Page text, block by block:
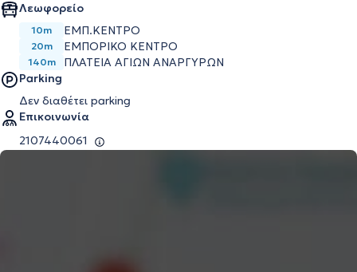
Λεωφορείο
10m ΕΜΠ.ΚΕΝΤΡΟ
20m ΕΜΠΟΡΙΚΟ ΚΕΝΤΡΟ
140m
ΠΛΑΤΕΙΑ ΑΓΙΩΝ ΑΝΑΡΓΥΡΩΝ
Parking
Δεν διαθέτει parking
Επικοινωνία
2107440061